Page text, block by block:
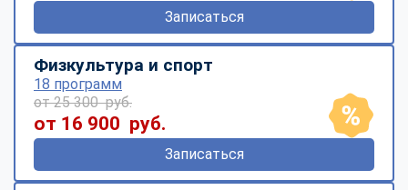
Записаться
Физкультура и спорт
18 программ
от 25 300 руб.
от 16 900 руб.
Записаться